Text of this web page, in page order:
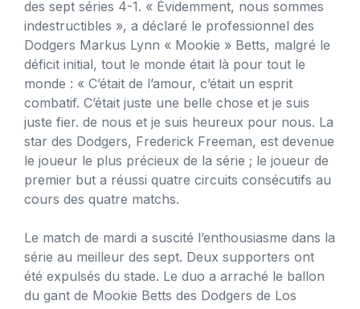
des sept séries 4-1. « Évidemment, nous sommes
indestructibles », a déclaré le professionnel des
Dodgers Markus Lynn « Mookie » Betts, malgré le
déficit initial, tout le monde était là pour tout le
monde : « C’était de l’amour, c’était un esprit
combatif. C’était juste une belle chose et je suis
juste fier. de nous et je suis heureux pour nous. La
star des Dodgers, Frederick Freeman, est devenue
le joueur le plus précieux de la série ; le joueur de
premier but a réussi quatre circuits consécutifs au
cours des quatre matchs.
Le match de mardi a suscité l’enthousiasme dans la
série au meilleur des sept. Deux supporters ont
été expulsés du stade. Le duo a arraché le ballon
du gant de Mookie Betts des Dodgers de Los